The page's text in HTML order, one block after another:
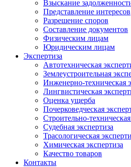
Взыскание
Представление интересов
Разрешение споров
Составление документов
Физическим лицам
Юридическим лицам
Экспертиза
Автотехническая
Землеустроительная
Инженерно-техническая
Лингвистическая
Оценка ущерба
Почерковедческая
Строительно-
Судебная экспертиза
Трасологическая
Химическая экспертиза
Качество товаров
Контакты